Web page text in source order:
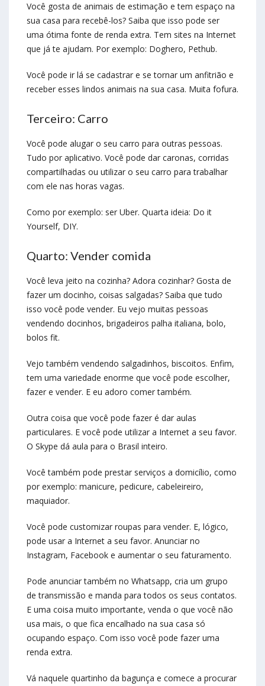
Você gosta de animais de estimação e tem espaço na
sua casa para recebê-los? Saiba que isso pode ser
uma ótima fonte de renda extra. Tem sites na Internet
que já te ajudam. Por exemplo: Doghero, Pethub.
Você pode ir lá se cadastrar e se tornar um anfitrião e
receber esses lindos animais na sua casa. Muita fofura.
Terceiro: Carro
Você pode alugar o seu carro para outras pessoas.
Tudo por aplicativo. Você pode dar caronas, corridas
compartilhadas ou utilizar o seu carro para trabalhar
com ele nas horas vagas.
Como por exemplo: ser Uber. Quarta ideia: Do it
Yourself, DIY.
Quarto: Vender comida
Você leva jeito na cozinha? Adora cozinhar? Gosta de
fazer um docinho, coisas salgadas? Saiba que tudo
isso você pode vender. Eu vejo muitas pessoas
vendendo docinhos, brigadeiros palha italiana, bolo,
bolos fit.
Vejo também vendendo salgadinhos, biscoitos. Enfim,
tem uma variedade enorme que você pode escolher,
fazer e vender. E eu adoro comer também.
Outra coisa que você pode fazer é dar aulas
particulares. E você pode utilizar a Internet a seu favor.
O Skype dá aula para o Brasil inteiro.
Você também pode prestar serviços a domicílio, como
por exemplo: manicure, pedicure, cabeleireiro,
maquiador.
Você pode customizar roupas para vender. E, lógico,
pode usar a Internet a seu favor. Anunciar no
Instagram, Facebook e aumentar o seu faturamento.
Pode anunciar também no Whatsapp, cria um grupo
de transmissão e manda para todos os seus contatos.
E uma coisa muito importante, venda o que você não
usa mais, o que fica encalhado na sua casa só
ocupando espaço. Com isso você pode fazer uma
renda extra.
Vá naquele quartinho da bagunça e comece a procurar